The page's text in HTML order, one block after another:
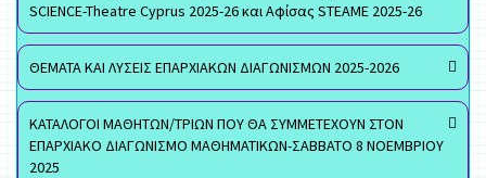
SCIENCE-Theatre Cyprus 2025-26 και Αφίσας STEAME 2025-26
ΘΕΜΑΤΑ ΚΑΙ ΛΥΣΕΙΣ ΕΠΑΡΧΙΑΚΩΝ ΔΙΑΓΩΝΙΣΜΩΝ 2025-2026
ΚΑΤΑΛΟΓΟΙ ΜΑΘΗΤΩΝ/ΤΡΙΩΝ ΠΟΥ ΘΑ ΣΥΜΜΕΤΕΧΟΥΝ ΣΤΟΝ
ΕΠΑΡΧΙΑΚΟ ΔΙΑΓΩΝΙΣΜΟ ΜΑΘΗΜΑΤΙΚΩΝ-ΣΑΒΒΑΤΟ 8 ΝΟΕΜΒΡΙΟΥ
2025